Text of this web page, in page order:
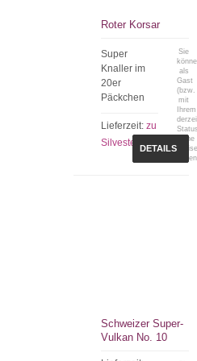
Roter Korsar
Super
Knaller im
20er
Päckchen
Lieferzeit:zu
Silvester
Sie
als
Gast
(bzw.
mit
Ihrem
keine
DETAILS
Schweizer Super-
Vulkan No. 10